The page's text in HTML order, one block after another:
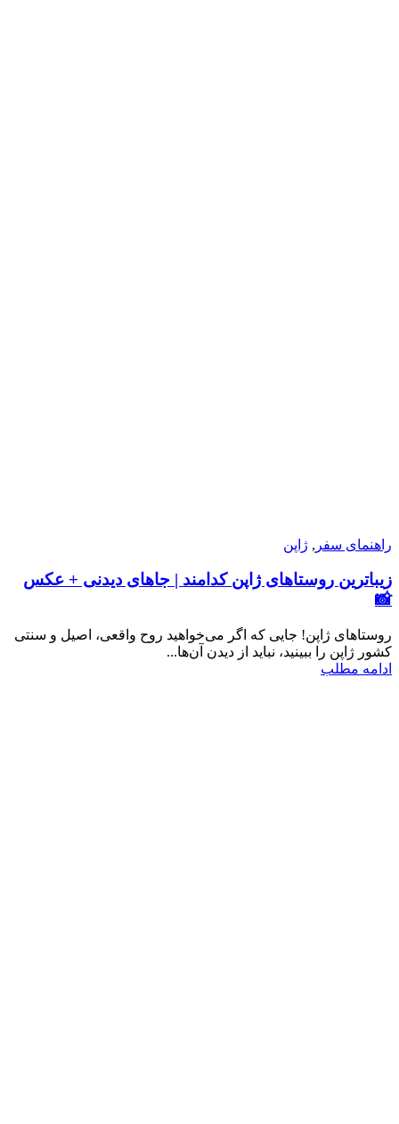
راهنمای سفر , ژاپن
زیباترین روستاهای ژاپن کدامند | جاهای دیدنی + عکس
📸
روستاهای ژاپن! جایی که اگر می‌خواهید روح واقعی، اصیل و سنتی
کشور ژاپن را ببینید، نباید از دیدن آن‌ها...
ادامه مطلب